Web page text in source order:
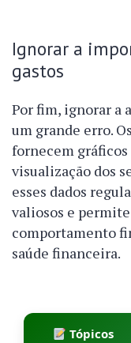
Ignorar a
gastos
Por fim, ignorar a
um grande erro.
fornecem
visualização dos
esses dados
valiosos e
comportamento
saúde financeira.
Tópicos